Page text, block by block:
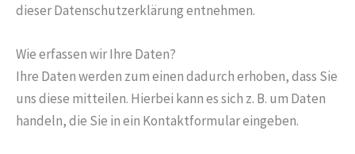
dieser Datenschutzerklärung entnehmen.
Wie erfassen wir Ihre Daten?
Ihre Daten werden zum einen dadurch erhoben, dass Sie
uns diese mitteilen. Hierbei kann es sich z. B. um Daten
handeln, die Sie in ein Kontaktformular eingeben.